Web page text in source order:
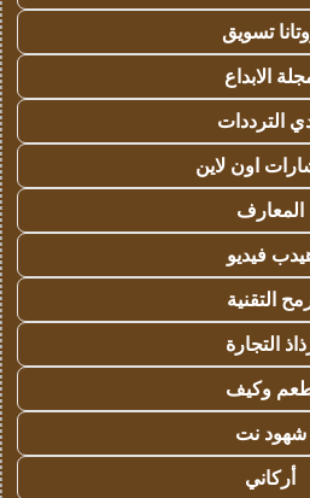
تسويق
الابداع
الترددات
اون لاين
المعارف
فيديو
التقنية
التجارة
وكيف
شهود نت
أركاني